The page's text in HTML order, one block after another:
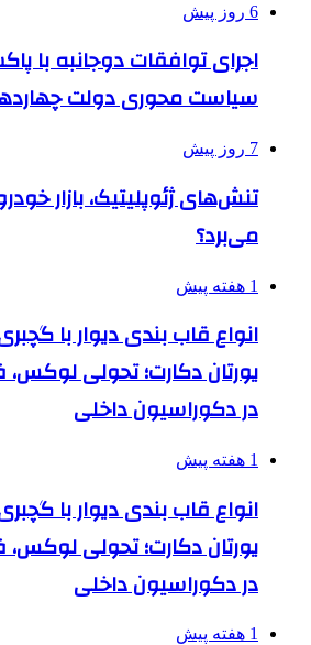
6 روز پیش
اجرای توافقات دوجانبه با
سیاست محوری دولت
7 روز پیش
تنش‌های ژئوپلیتیک، بازار
می‌برد؟
1 هفته پیش
انواع قاب بندی دیوار با
یورتان دکارت؛ تحولی
در دکوراسیون داخلی
1 هفته پیش
انواع قاب بندی دیوار با
یورتان دکارت؛ تحولی
در دکوراسیون داخلی
1 هفته پیش